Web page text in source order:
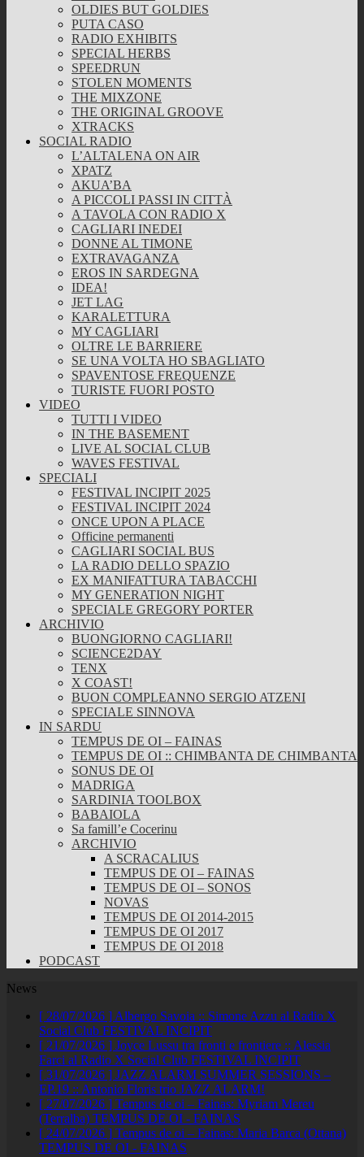
OLDIES BUT GOLDIES
PUTA CASO
RADIO EXHIBITS
SPECIAL HERBS
SPEEDRUN
STOLEN MOMENTS
THE MIXZONE
THE ORIGINAL GROOVE
XTRACKS
SOCIAL RADIO
L’ALTALENA ON AIR
XPATZ
AKUA’BA
A PICCOLI PASSI IN CITTÀ
A TAVOLA CON RADIO X
CAGLIARI INEDEI
DONNE AL TIMONE
EXTRAVAGANZA
EROS IN SARDEGNA
IDEA!
JET LAG
KARALETTURA
MY CAGLIARI
OLTRE LE BARRIERE
SE UNA VOLTA HO SBAGLIATO
SPAVENTOSE FREQUENZE
TURISTE FUORI POSTO
VIDEO
TUTTI I VIDEO
IN THE BASEMENT
LIVE AL SOCIAL CLUB
WAVES FESTIVAL
SPECIALI
FESTIVAL INCIPIT 2025
FESTIVAL INCIPIT 2024
ONCE UPON A PLACE
Officine permanenti
CAGLIARI SOCIAL BUS
LA RADIO DELLO SPAZIO
EX MANIFATTURA TABACCHI
MY GENERATION NIGHT
SPECIALE GREGORY PORTER
ARCHIVIO
BUONGIORNO CAGLIARI!
SCIENCE2DAY
TENX
X COAST!
BUON COMPLEANNO SERGIO ATZENI
SPECIALE SINNOVA
IN SARDU
TEMPUS DE OI – FAINAS
TEMPUS DE OI :: CHIMBANTA DE CHIMBANTA
SONUS DE OI
MADRIGA
SARDINIA TOOLBOX
BABAIOLA
Sa famill’e Cocerinu
ARCHIVIO
A SCRACALIUS
TEMPUS DE OI – FAINAS
TEMPUS DE OI – SONOS
NOVAS
TEMPUS DE OI 2014-2015
TEMPUS DE OI 2017
TEMPUS DE OI 2018
PODCAST
News
[ 28/07/2026 ] Albergo Savoia :: Simone Azzu al Radio X
Social Club FESTIVAL INCIPIT
[ 21/07/2026 ] Joyce Lussu tra fronti e frontiere :: Alessia
Farci al Radio X Social Club FESTIVAL INCIPIT
[ 31/07/2026 ] JAZZ ALARM SUMMER SESSIONS –
EP.19 :: Antonio Floris trio JAZZ ALARM!
[ 27/07/2026 ] Tempus de oi – Fainas: Myriam Mereu
(Terralba) TEMPUS DE OI - FAINAS
[ 24/07/2026 ] Tempus de oi – Fainas: Maria Barca (Ottana)
TEMPUS DE OI - FAINAS